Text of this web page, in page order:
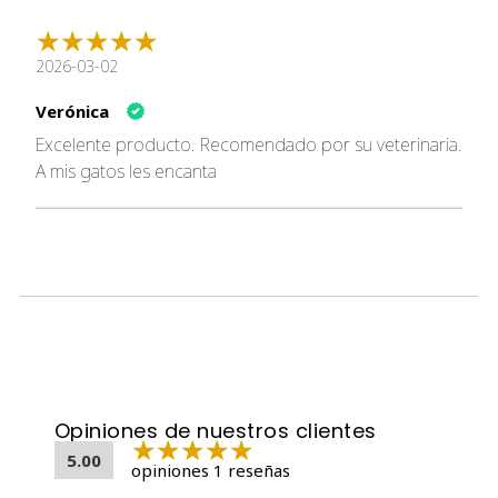
Batatas
Grasa de pollo (conservada con tocoferoles
Proteína de guisante
Proteína de patata
Carne de venado asada
Cloruro de potasio
Arándanos
Frambuesas
Extracto de yuca schidigera
2026-03-02
Verónica
Excelente producto. Recomendado por su veterinaria.
A mis gatos les encanta
Opiniones de nuestros clientes
5.00 opiniones 1 reseñas